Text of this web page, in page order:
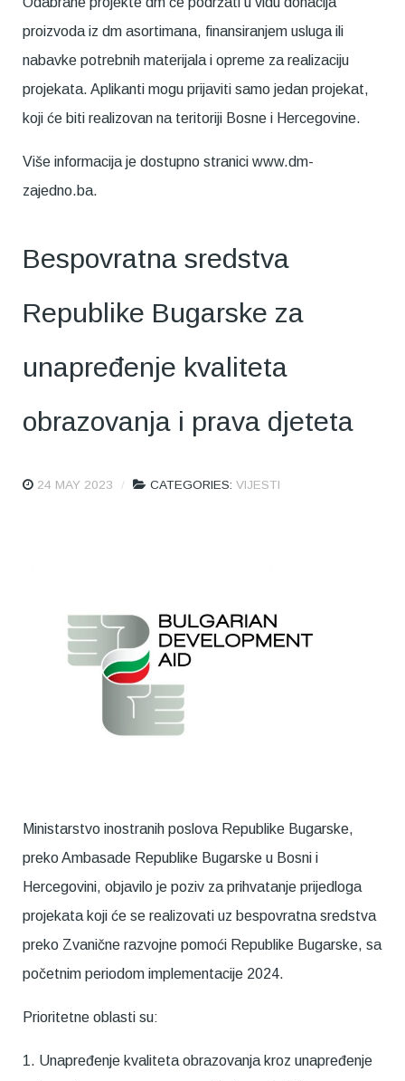
proizvoda iz dm asortimana, finansiranjem usluga ili
nabavke potrebnih materijala i opreme za realizaciju
projekata. Aplikanti mogu prijaviti samo jedan projekat,
koji će biti realizovan na teritoriji Bosne i Hercegovine.
Više informacija je dostupno stranici www.dm-
zajedno.ba.
Bespovratna sredstva
Republike Bugarske za
unapređenje kvaliteta
obrazovanja i prava djeteta
24 MAY 2023 CATEGORIES: VIJESTI
Ministarstvo inostranih poslova Republike Bugarske,
preko Ambasade Republike Bugarske u Bosni i
Hercegovini, objavilo je poziv za prihvatanje prijedloga
projekata koji će se realizovati uz bespovratna sredstva
preko Zvanične razvojne pomoći Republike Bugarske, sa
početnim periodom implementacije 2024.
Prioritetne oblasti su:
1. Unapređenje kvaliteta obrazovanja kroz unapređenje